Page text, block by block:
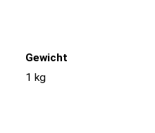
Gewicht
1 kg